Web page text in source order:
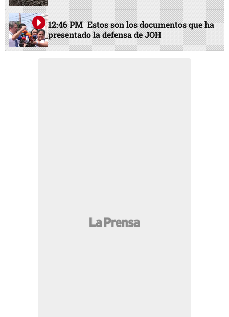
12:46 PM Estos son los documentos que ha
presentado la defensa de JOH